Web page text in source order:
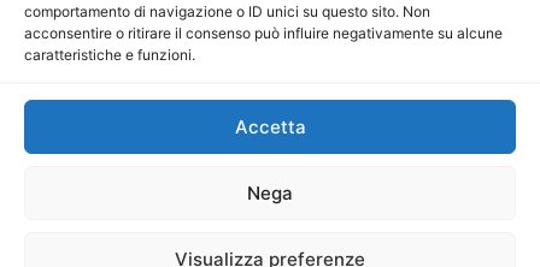
comportamento di navigazione o ID unici su questo sito. Non
acconsentire o ritirare il consenso può influire negativamente su alcune
caratteristiche e funzioni.
Accetta
Nega
Visualizza preferenze
Direttore Responsabile: Maria Calabrese
P.IVA: 06334930820
Mercurio Comunicazione Società Cooperativa a r.l. è
iscritta al Registro degli Operatori di Comunicazione al